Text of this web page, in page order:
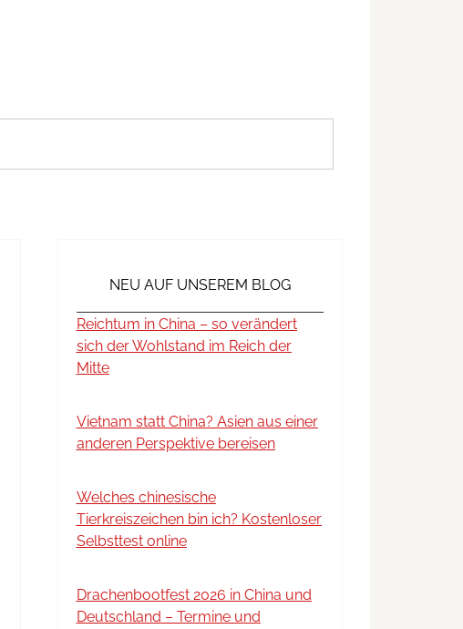
NEU AUF UNSEREM BLOG
Reichtum in China – so verändert
sich der Wohlstand im Reich der
Mitte
Vietnam statt China? Asien aus einer
anderen Perspektive bereisen
Welches chinesische
Tierkreiszeichen bin ich? Kostenloser
Selbsttest online
Drachenbootfest 2026 in China und
Deutschland – Termine und